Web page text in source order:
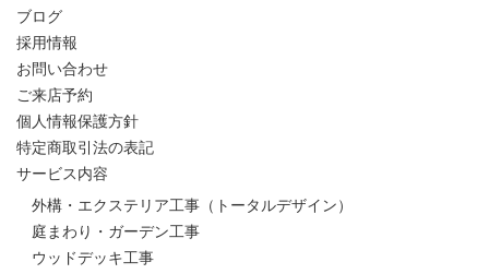
ブログ
採用情報
お問い合わせ
ご来店予約
個人情報保護方針
特定商取引法の表記
サービス内容
外構・エクステリア工事（トータルデザイン）
庭まわり・ガーデン工事
ウッドデッキ工事